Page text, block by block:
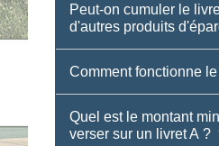
Peut-on cumuler le
d'autres produits
Comment fonctionne
Quel est le montant
verser sur un livret A ?